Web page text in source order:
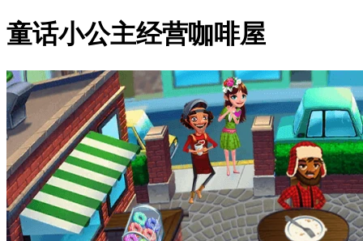
童话小公主经营咖啡屋